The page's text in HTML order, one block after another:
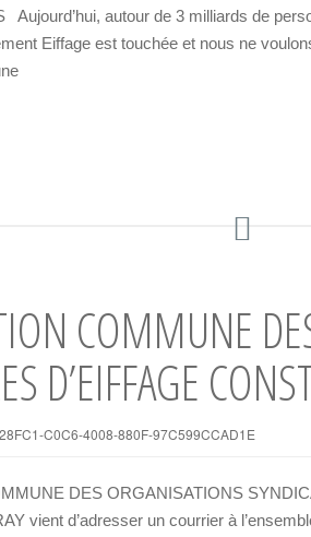
Aujourd’hui, autour de 3 milliards de
Eiffage est touchée et nous ne
COMMUNE
D’EIFFAGE
C0C6-4008-880F-97C599CCAD1E
DES ORGANISATIONS
vient d’adresser un courrier à